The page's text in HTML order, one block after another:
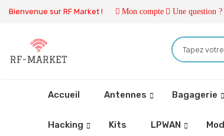
Bienvenue sur RF Market ! Mon compte Une question ?
Accueil Antennes Bagagerie
Hacking Kits LPWAN